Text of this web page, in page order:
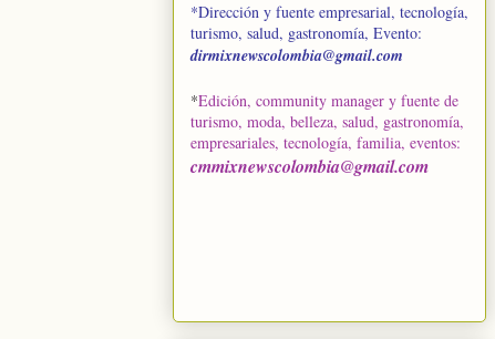
*Dirección y fuente empresarial, tecnología,
turismo, salud, gastronomía, Evento:
dirmixnewscolombia@gmail.com
*Edición, community manager y fuente de
turismo, moda, belleza, salud, gastronomía,
empresariales, tecnología, familia, eventos:
cmmixnewscolombia@gmail.com